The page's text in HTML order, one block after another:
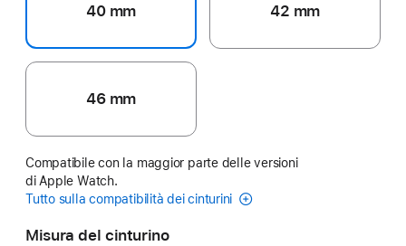
40 mm 42 mm
46 mm
Compatibile con la maggior parte delle versioni
di Apple Watch.
Tutto sulla compatibilità dei cinturini
Misura del cinturino